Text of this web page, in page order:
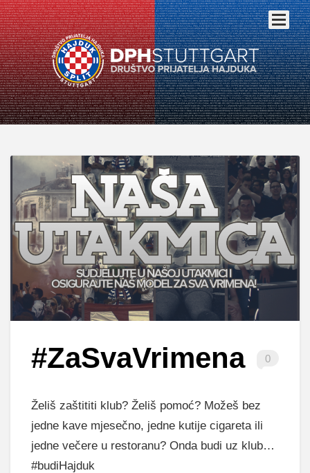
0
#ZaSvaVrimena
Želiš zaštititi klub? Želiš pomoć? Možeš bez
jedne kave mjesečno, jedne kutije cigareta ili
jedne večere u restoranu? Onda budi uz klub…
#budiHajduk